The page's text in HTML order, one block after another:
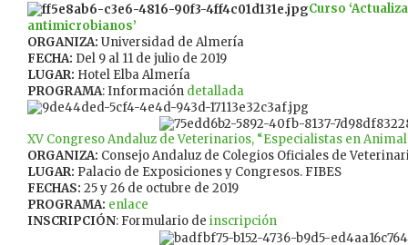
Curso
antimicrobianos’
ORGANIZA: Universidad de Almería
FECHA: Del 9 al 11 de julio de 2019
LUGAR: Hotel Elba Almería
PROGRAMA: Información detallada
XV Congreso Andaluz de Veterinarios, “Especialistas en
ORGANIZA: Consejo Andaluz de Colegios Oficiales de
LUGAR: Palacio de Exposiciones y Congresos. FIBES
FECHAS: 25 y 26 de octubre de 2019
PROGRAMA: enlace
INSCRIPCIÓN: Formulario de inscripción